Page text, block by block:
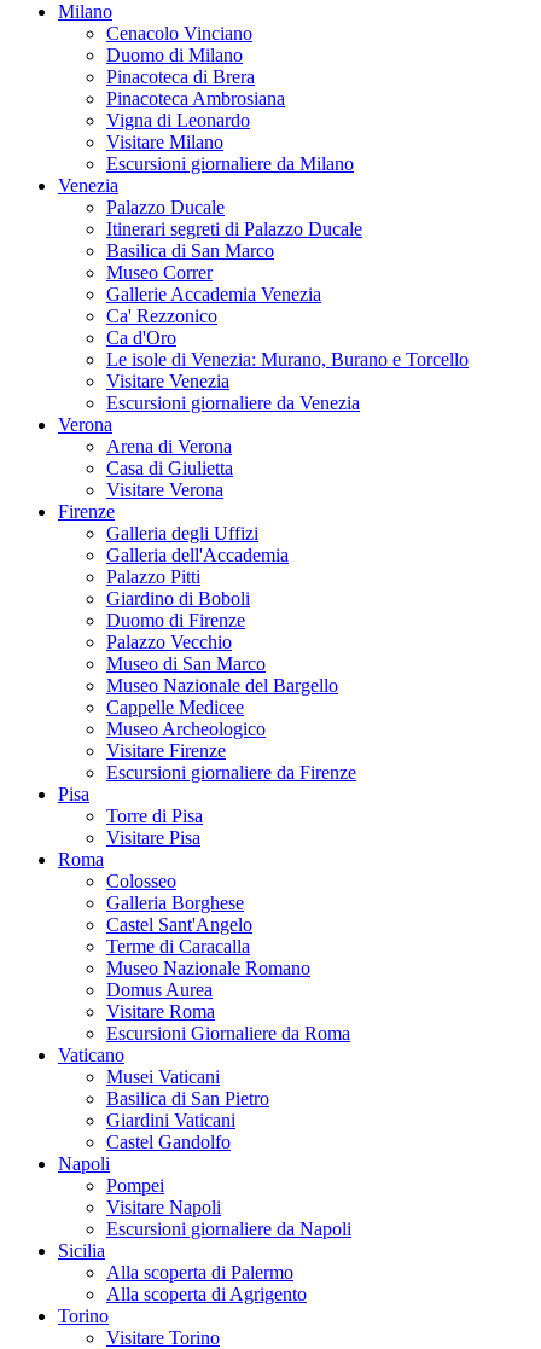
Milano
Cenacolo Vinciano
Duomo di Milano
Pinacoteca di Brera
Pinacoteca Ambrosiana
Vigna di Leonardo
Visitare Milano
Escursioni giornaliere da Milano
Venezia
Palazzo Ducale
Itinerari segreti di Palazzo Ducale
Basilica di San Marco
Museo Correr
Gallerie Accademia Venezia
Ca' Rezzonico
Ca d'Oro
Le isole di Venezia: Murano, Burano e Torcello
Visitare Venezia
Escursioni giornaliere da Venezia
Verona
Arena di Verona
Casa di Giulietta
Visitare Verona
Firenze
Galleria degli Uffizi
Galleria dell'Accademia
Palazzo Pitti
Giardino di Boboli
Duomo di Firenze
Palazzo Vecchio
Museo di San Marco
Museo Nazionale del Bargello
Cappelle Medicee
Museo Archeologico
Visitare Firenze
Escursioni giornaliere da Firenze
Pisa
Torre di Pisa
Visitare Pisa
Roma
Colosseo
Galleria Borghese
Castel Sant'Angelo
Terme di Caracalla
Museo Nazionale Romano
Domus Aurea
Visitare Roma
Escursioni Giornaliere da Roma
Vaticano
Musei Vaticani
Basilica di San Pietro
Giardini Vaticani
Castel Gandolfo
Napoli
Pompei
Visitare Napoli
Escursioni giornaliere da Napoli
Sicilia
Alla scoperta di Palermo
Alla scoperta di Agrigento
Torino
Visitare Torino